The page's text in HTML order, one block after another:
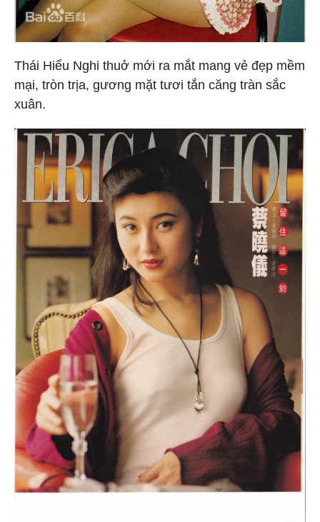
Thái Hiểu Nghi thuở mới ra mắt mang vẻ đẹp mềm
mại, tròn trịa, gương mặt tươi tắn căng tràn sắc
xuân.